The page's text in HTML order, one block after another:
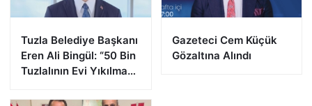
Tuzla Belediye Başkanı
Eren Ali Bingül: “50 Bin
Tuzlalının Evi Yıkılma
Gazeteci Cem Küçük
Gözaltına Alındı